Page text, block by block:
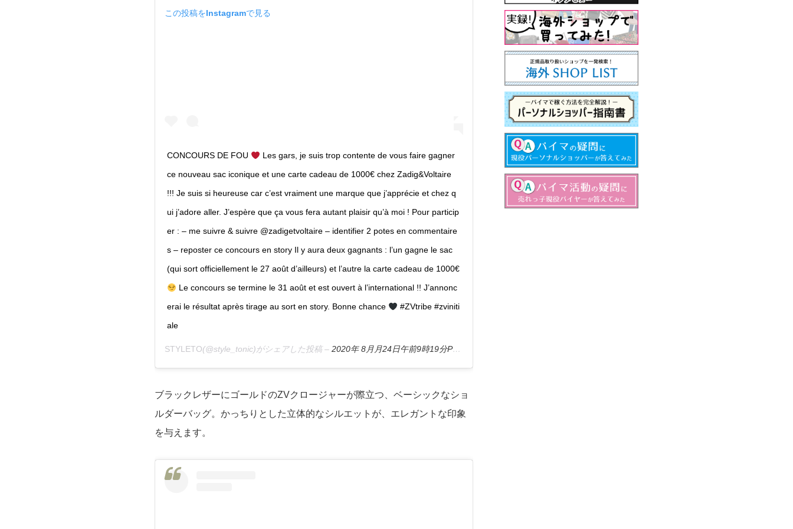
この投稿をInstagramで見る
CONCOURS DE FOU
Les gars, je suis trop contente de vous faire gagner
ce nouveau sac iconique et une carte cadeau de 1000€ chez Zadig&Voltaire
!!! Je suis si heureuse car c’est vraiment une marque que j’apprécie et chez q
ui j’adore aller. J’espère que ça vous fera autant plaisir qu’à moi ! Pour particip
er : – me suivre & suivre @zadigetvoltaire – identifier 2 potes en commentaire
s – reposter ce concours en story Il y aura deux gagnants : l’un gagne le sac
(qui sort officiellement le 27 août d’ailleurs) et l’autre la carte cadeau de 1000€
Le concours se termine le 31 août et est ouvert à l’international !! J’annonc
erai le résultat après tirage au sort en story. Bonne chance
#ZVtribe #zviniti
ale
STYLETO(@style_tonic)がシェアした投稿 – 2020年 8月月24日午前9時19分PDT
ブラックレザーにゴールドのZVクロージャーが際立つ、ベーシックなショ
ルダーバッグ。かっちりとした立体的なシルエットが、エレガントな印象
を与えます。